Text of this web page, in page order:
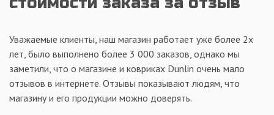
Уважаемые клиенты, наш магазин работает уже более 2х
лет, было выполнено более 3 000 заказов, однако мы
заметили, что о магазине и ковриках Dunlin очень мало
отзывов в интернете. Отзывы показывают людям, что
магазину и его продукции можно доверять.